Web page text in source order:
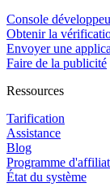
Console
Obtenir la
Envoyer une
Faire de la publicité
Ressources
Tarification
Assistance
Blog
Programme
État du système